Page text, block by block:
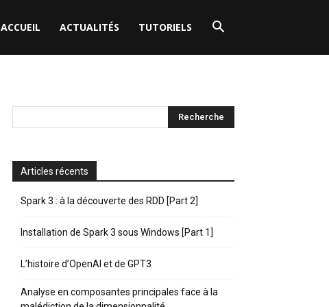
ACCUEIL ACTUALITÉS TUTORIELS
Articles récents
Spark 3 : à la découverte des RDD [Part 2]
Installation de Spark 3 sous Windows [Part 1]
L’histoire d’OpenAI et de GPT3
Analyse en composantes principales face à la